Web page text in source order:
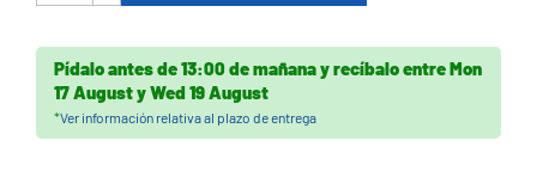
Pídalo antes de13:00 de mañanay recíbaloentreMon
17 AugustyWed 19 August
*Ver información relativa al plazo de entrega